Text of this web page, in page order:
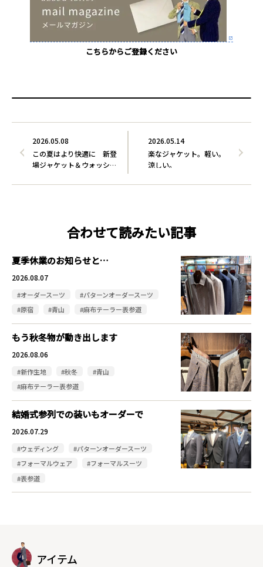
こちらからご登録ください
2026.05.14
楽なジャケット。軽い。
涼しい。
2026.05.08
この夏はより快適に 新登
場ジャケット＆ウォッシ
合わせて読みたい記事
夏季休業のお知らせと…
2026.08.07
#オーダースーツ
#パターンオーダースーツ
#原宿
#青山 #麻布テーラー表参道
もう秋冬物が動き出します
2026.08.06
#新作生地 #秋冬
#青山
#麻布テーラー表参道
結婚式参列での装いもオーダーで
2026.07.29
#ウェディング
#パターンオーダースーツ
#フォーマルウェア
#フォーマルスーツ
#表参道
アイテム